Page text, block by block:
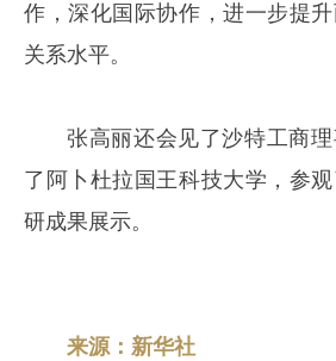
作，深化国际协作，进一步提
关系水平。
张高丽还会见了沙特工商
了阿卜杜拉国王科技大学，参
研成果展示。
来源： 新华社